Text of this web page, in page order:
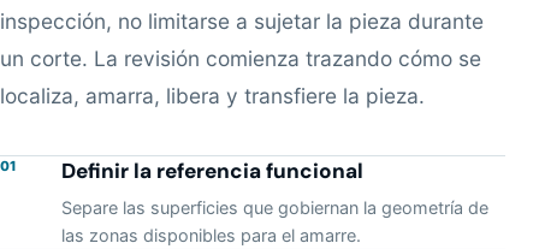
inspección, no limitarse a sujetar la pieza durante
un corte. La revisión comienza trazando cómo se
localiza, amarra, libera y transfiere la pieza.
01 Definir la referencia funcional
Separe las superficies que gobiernan la geometría de
las zonas disponibles para el amarre.